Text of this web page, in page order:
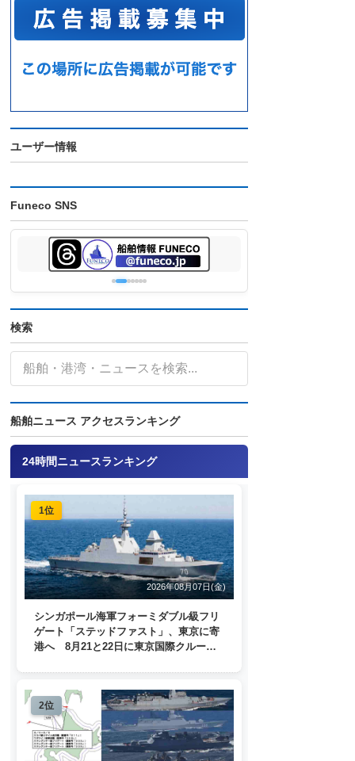
ユーザー情報
Funeco SNS
検索
船舶ニュース アクセスランキング
24時間ニュースランキング
1位
2026年08月07日(金)
シンガポール海軍フォーミダブル級フリ
ゲート「ステッドファスト」、東京に寄
港へ 8月21と22日に東京国際クルーズ
2位